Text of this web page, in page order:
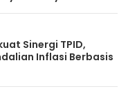
Sinergi TPID,
Inflasi Berbasis